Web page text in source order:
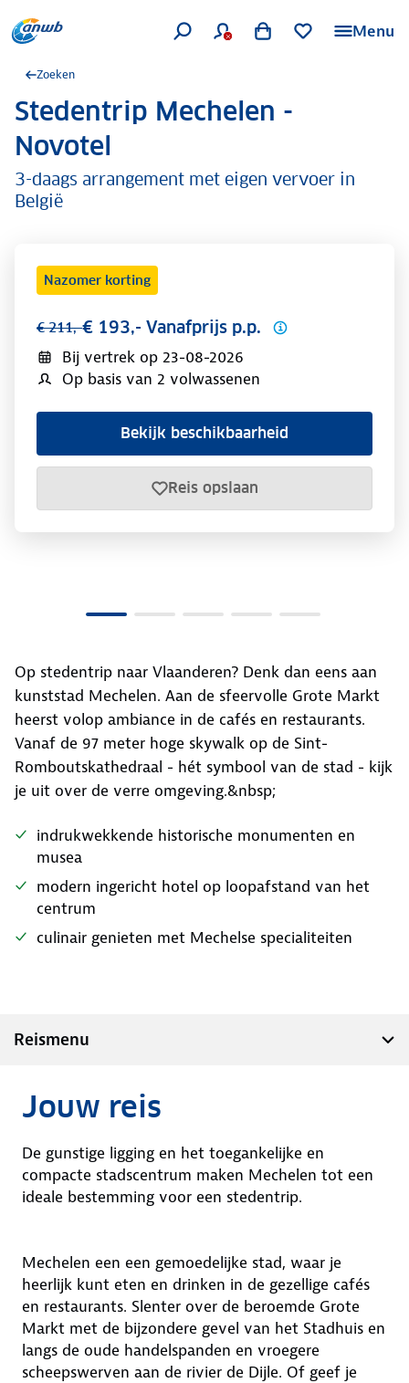
Menu
Zoeken
.Stedentrip Mechelen -
Novotel
3-daags arrangement met eigen vervoer in
België
Nazomer korting
€ 211,-€ 193,- Vanafprijs p.p.
Bij vertrek op 23-08-2026
Op basis van 2 volwassenen
Bekijk beschikbaarheid
Reis opslaan
Op stedentrip naar Vlaanderen? Denk dan eens aan
kunststad Mechelen. Aan de sfeervolle Grote Markt
heerst volop ambiance in de cafés en restaurants.
Vanaf de 97 meter hoge skywalk op de Sint-
Romboutskathedraal - hét symbool van de stad - kijk
je uit over de verre omgeving.&nbsp;
indrukwekkende historische monumenten en
musea
modern ingericht hotel op loopafstand van het
centrum
culinair genieten met Mechelse specialiteiten
Reismenu
Jouw reis
De gunstige ligging en het toegankelijke en
compacte stadscentrum maken Mechelen tot een
ideale bestemming voor een stedentrip.
Mechelen een een gemoedelijke stad, waar je
heerlijk kunt eten en drinken in de gezellige cafés
en restaurants. Slenter over de beroemde Grote
Markt met de bijzondere gevel van het Stadhuis en
langs de oude handelspanden en vroegere
scheepswerven aan de rivier de Dijle. Of geef je